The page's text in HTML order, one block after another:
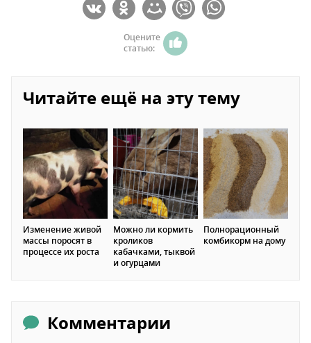
Оцените
статью:
Читайте ещё на эту тему
Изменение живой
массы поросят в
процессе их роста
Можно ли кормить
кроликов
кабачками, тыквой
и огурцами
Полнорационный
комбикорм на дому
Комментарии